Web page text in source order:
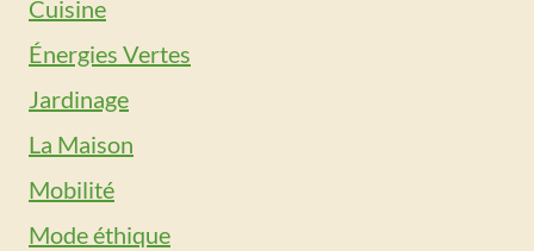
Cuisine
Énergies Vertes
Jardinage
La Maison
Mobilité
Mode éthique